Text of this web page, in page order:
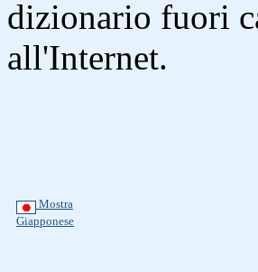
dizionario fuori
all'Internet.
Mostra
Giapponese